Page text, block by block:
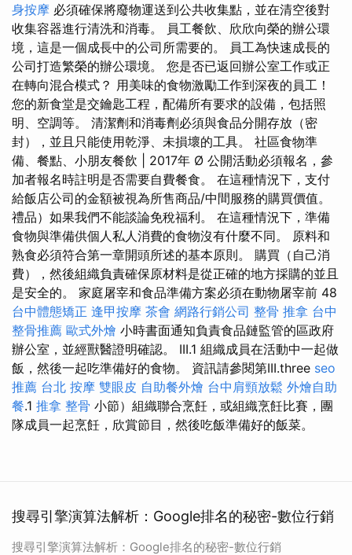
身按摩 必須確保將廢物運送到公共收集點，並在清空後對
收集容器進行清洗和消毒。 員工餐飲、欣欣向榮的辦公環
境，這是一個成長中的公司所需要的。 員工為快速成長的
公司打造繁榮的辦公環境。 您是否已返回辦公室工作或正
在轉向混合模式？ 用美味的食物激勵工作到深夜的員工！
您的新食堂是交鑰匙工程，配備所有要求的設備，包括照
明、空調等。 清潔劑和消毒劑必須與食品分開存放（密
封），並且只能使用乾淨、未損壞的工具。 社區食物準
備、餐點、小朋友餐飲 | 2017年 Ø 公開活動必須報名，參
加者報名時註明是否需要自費餐食。 在這種情況下，支付
給飯店公司的金額被視為所售商品/中間服務的購買價值。
禮品）如果我們不能談論免稅福利。 在這種情況下，準備
食物與準備供個人私人消費的食物沒有什麼不同。 原料和
熟食必須符合第一章開頭所述的基本原則。 購買（自己消
費），然後組織負責確保原材料是從正確的地方採購的並且
是安全的。 家庭屠宰和食品準備方案必須在動物屠宰前 48
台中體態矯正 逢甲按摩 茶會 網路行銷公司 整骨 推拿 台中
整骨推薦 歐式外燴 小時書面通知負責食品鏈監管的區政府
辦公室，並經獸醫證明確認。 III.1 組織成員在活動中一起做
飯，然後一起吃準備好的食物。 資訊請參閱第III.three seo
推薦 台北 按摩 雙眼皮 自助餐外燴 台中肩頸放鬆 外燴自助
餐.1 推拿 整骨 小節）組織聯合烹飪，或組織烹飪比賽，團
隊成員一起烹飪，欣賞節目，然後吃飯準備好的飯菜。
搜尋引擎演算法解析：Google排名的秘密-數位行銷
搜尋引擎演算法解析：Google排名的秘密-數位行銷